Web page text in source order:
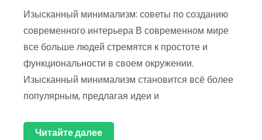
Изысканный минимализм: советы по созданию
современного интерьера В современном мире
все больше людей стремятся к простоте и
функциональности в своем окружении.
Изысканный минимализм становится всё более
популярным, предлагая идеи и
Читайте далее